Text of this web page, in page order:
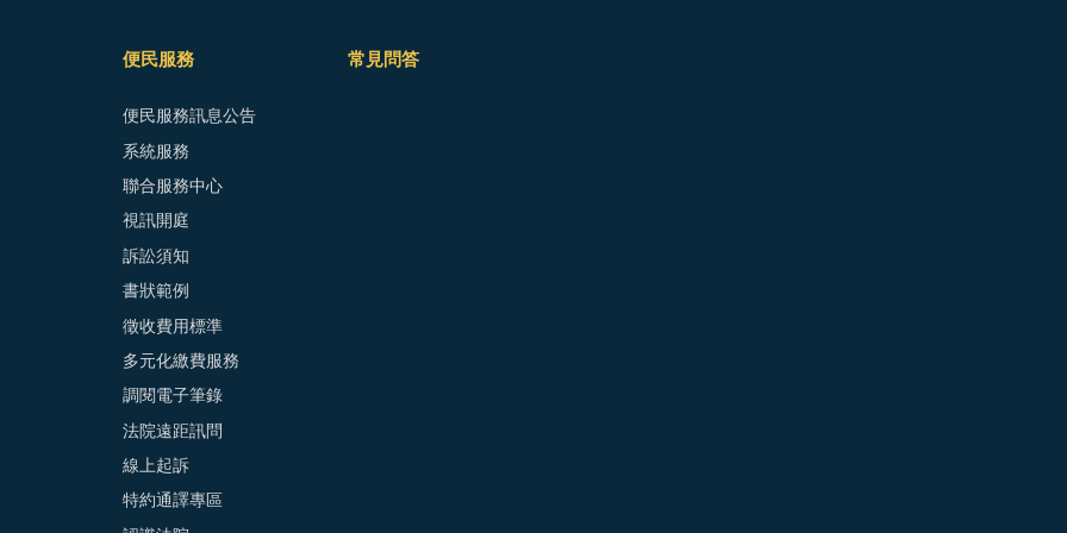
便民服務
便民服務訊息公告
系統服務
聯合服務中心
視訊開庭
訴訟須知
書狀範例
徵收費用標準
多元化繳費服務
調閱電子筆錄
法院遠距訊問
線上起訴
特約通譯專區
常見問答